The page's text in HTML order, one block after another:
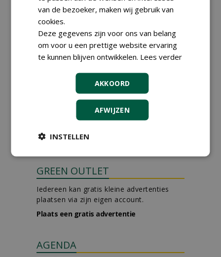
Hoofdgreenkeeper (m/v)
groepRotterdam
30-07-2026
Teamleider Kwekerij &
groep Groen Xtra
30-07-2026
Adviseur openbaar groen,
sportvelden & golfbanen bij
Vos Capelle
meer Groene Banen
GREEN OUTLET
Iedereen kan gratis kleine advertenties
plaatsen via zijn eigen account.
Plaats een gratis advertentie
AGENDA
van de bezoeker, maken wij gebruik van
cookies.
Deze gegevens zijn voor ons van belang
om voor u een prettige website ervaring
te kunnen blijven ontwikkelen. Lees verder
AKKOORD
AFWIJZEN
INSTELLEN